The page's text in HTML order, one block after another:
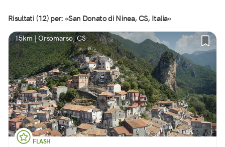
Risultati (12) per: «San Donato di Ninea, CS, Italia»
15km | Orsomarso, CS
FLASH